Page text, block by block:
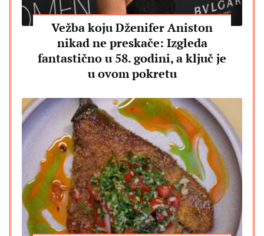
Vežba koju Dženifer Aniston
nikad ne preskače: Izgleda
fantastično u 58. godini, a ključ je
u ovom pokretu